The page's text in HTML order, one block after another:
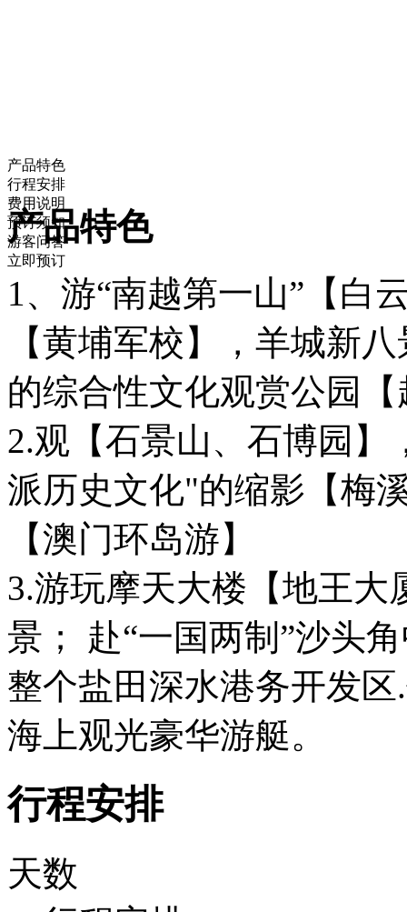
产品特色
行程安排
费用说明
预订须知
游客问答
立即预订
产品特色
1、游“南越第一山”【白
【黄埔军校】，羊城新
的综合性文化观赏公园
2.观【石景山、石博园
派历史文化"的缩影【梅
【澳门环岛游】
3.游玩摩天大楼【地王
景； 赴“一国两制”沙头
整个盐田深水港务开发
海上观光豪华游艇。
行程安排
天数